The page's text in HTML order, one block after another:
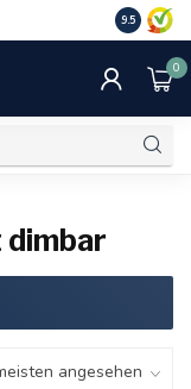
75 €. Nur
9.5
0